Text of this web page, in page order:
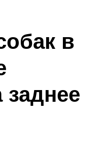
в
заднее